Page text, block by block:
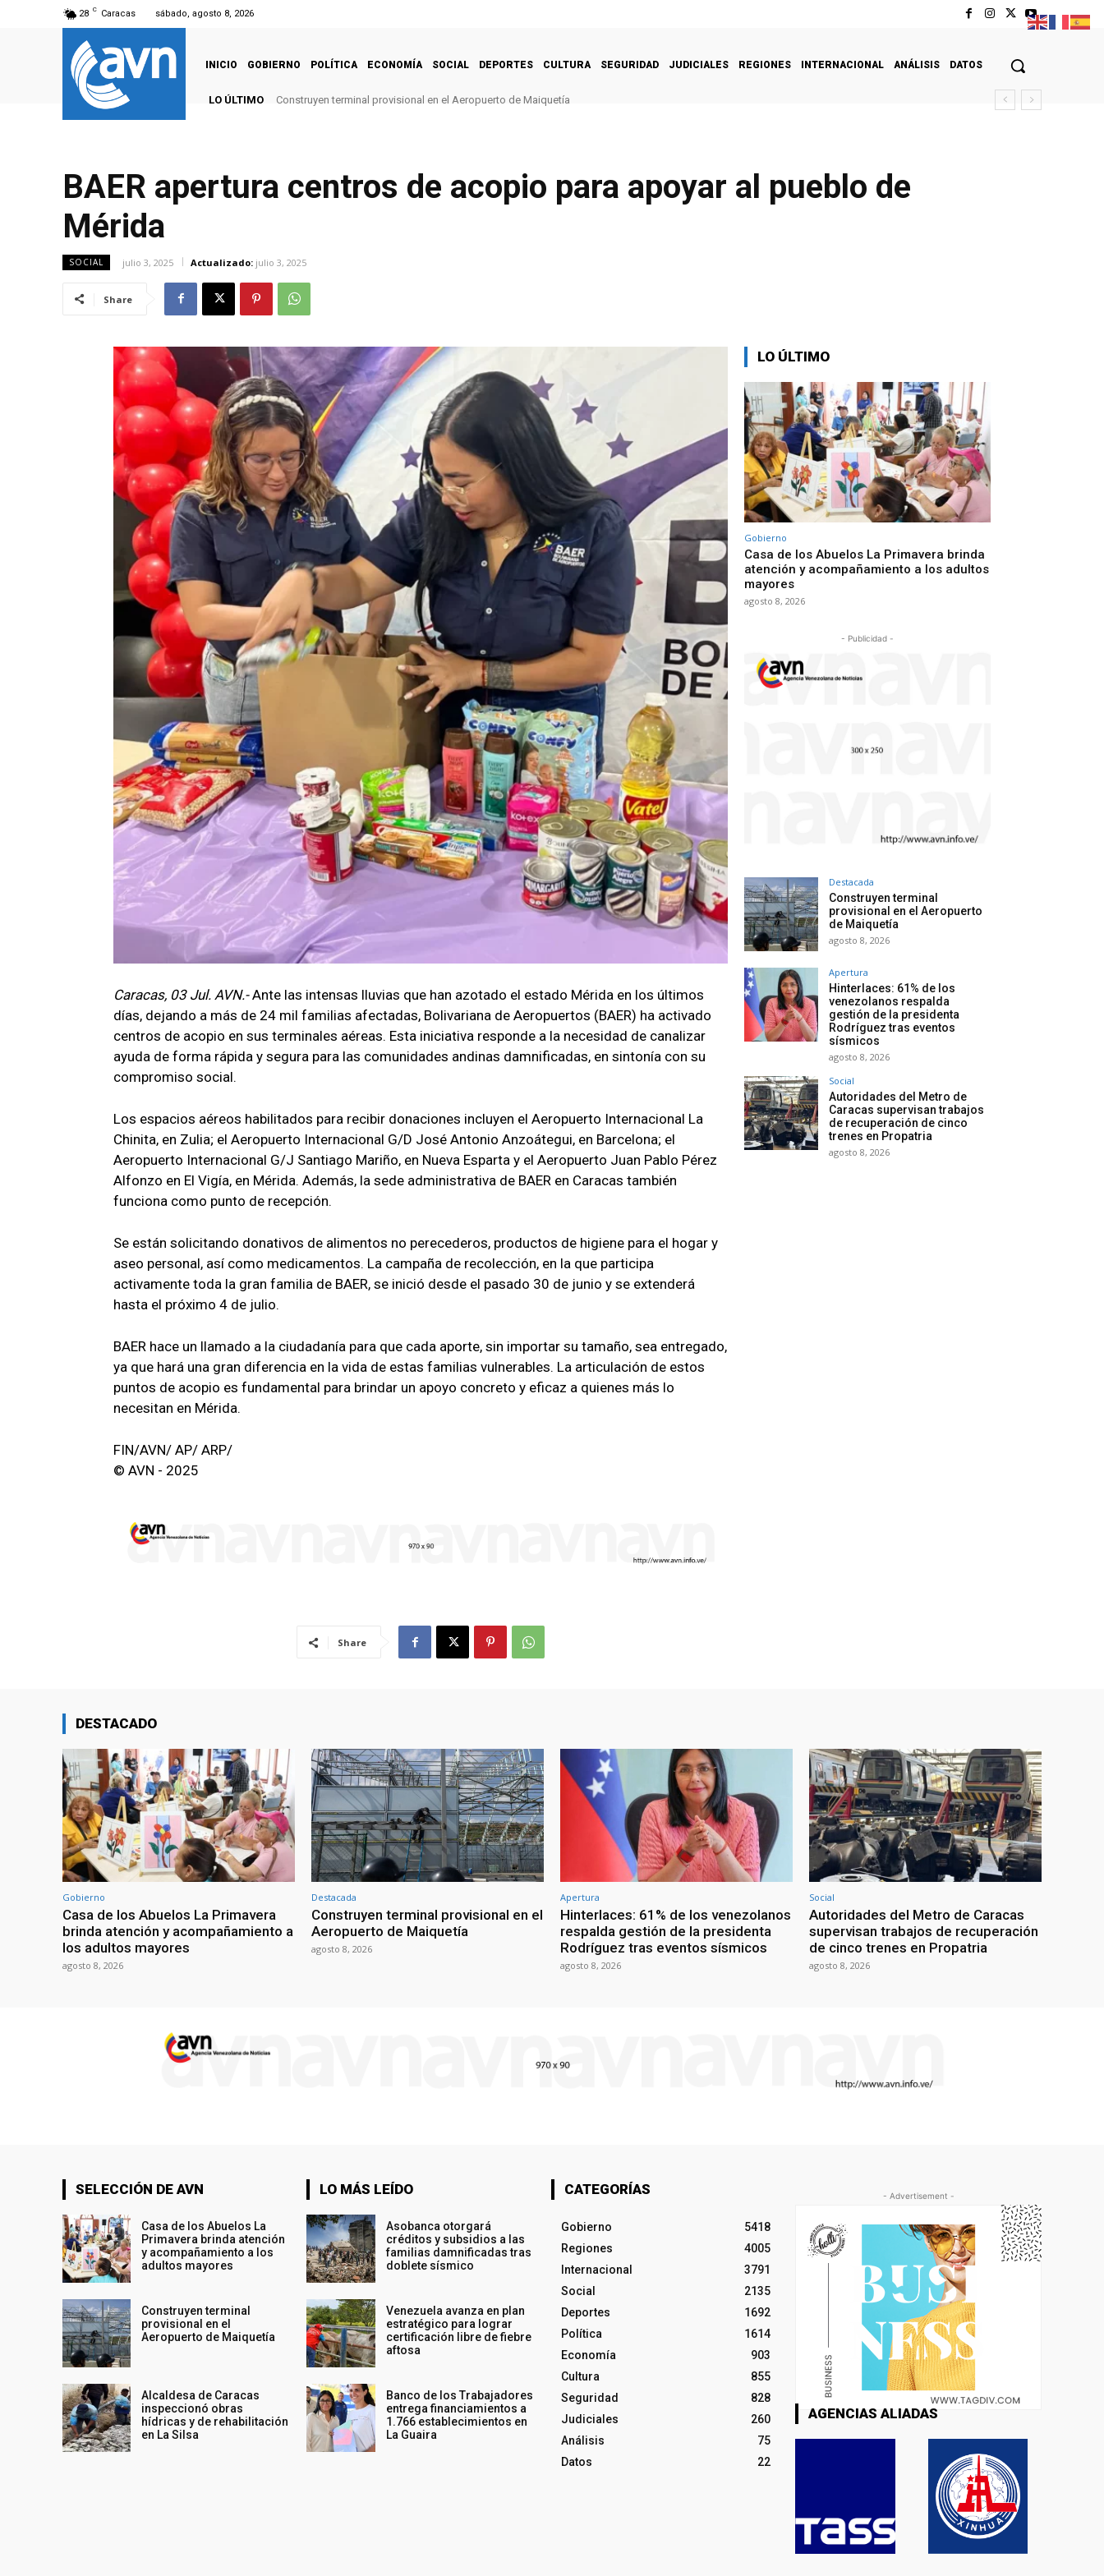
28 C Caracas sábado, agosto 8, 2026
INICIO GOBIERNO POLÍTICA ECONOMÍA SOCIAL DEPORTES CULTURA SEGURIDAD JUDICIALES REGIONES INTERNACIONAL ANÁLISIS DATOS
LO ÚLTIMO Construyen terminal provisional en el Aeropuerto de Maiquetía
BAER apertura centros de acopio para apoyar al pueblo de
Mérida
SOCIAL julio 3, 2025 Actualizado: julio 3, 2025
Share
Caracas, 03 Jul. AVN.-Ante las intensas lluvias que han azotado el estado Mérida en los últimos
días, dejando a más de 24 mil familias afectadas, Bolivariana de Aeropuertos (BAER) ha activado
centros de acopio en sus terminales aéreas. Esta iniciativa responde a la necesidad de canalizar
ayuda de forma rápida y segura para las comunidades andinas damnificadas, en sintonía con su
compromiso social.
Los espacios aéreos habilitados para recibir donaciones incluyen el Aeropuerto Internacional La
Chinita, en Zulia; el Aeropuerto Internacional G/D José Antonio Anzoátegui, en Barcelona; el
Aeropuerto Internacional G/J Santiago Mariño, en Nueva Esparta y el Aeropuerto Juan Pablo Pérez
Alfonzo en El Vigía, en Mérida. Además, la sede administrativa de BAER en Caracas también
funciona como punto de recepción.
Se están solicitando donativos de alimentos no perecederos, productos de higiene para el hogar y
aseo personal, así como medicamentos. La campaña de recolección, en la que participa
activamente toda la gran familia de BAER, se inició desde el pasado 30 de junio y se extenderá
hasta el próximo 4 de julio.
BAER hace un llamado a la ciudadanía para que cada aporte, sin importar su tamaño, sea entregado,
ya que hará una gran diferencia en la vida de estas familias vulnerables. La articulación de estos
puntos de acopio es fundamental para brindar un apoyo concreto y eficaz a quienes más lo
necesitan en Mérida.
FIN/AVN/ AP/ ARP/
© AVN - 2025
Share
LO ÚLTIMO
Gobierno
Casa de los Abuelos La Primavera brinda
atención y acompañamiento a los adultos
mayores
agosto 8, 2026
- Publicidad -
Destacada
Construyen terminal
provisional en el Aeropuerto
de Maiquetía
agosto 8, 2026
Apertura
Hinterlaces: 61% de los
venezolanos respalda
gestión de la presidenta
Rodríguez tras eventos
sísmicos
agosto 8, 2026
Social
Autoridades del Metro de
Caracas supervisan trabajos
de recuperación de cinco
trenes en Propatria
agosto 8, 2026
DESTACADO
Gobierno
Casa de los Abuelos La Primavera
brinda atención y acompañamiento a
los adultos mayores
agosto 8, 2026
Destacada
Construyen terminal provisional en el
Aeropuerto de Maiquetía
agosto 8, 2026
Apertura
Hinterlaces: 61% de los venezolanos
respalda gestión de la presidenta
Rodríguez tras eventos sísmicos
agosto 8, 2026
Social
Autoridades del Metro de Caracas
supervisan trabajos de recuperación
de cinco trenes en Propatria
agosto 8, 2026
SELECCIÓN DE AVN
Casa de los Abuelos La
Primavera brinda atención
y acompañamiento a los
adultos mayores
Construyen terminal
provisional en el
Aeropuerto de Maiquetía
Alcaldesa de Caracas
inspeccionó obras
hídricas y de rehabilitación
en La Silsa
LO MÁS LEÍDO
Asobanca otorgará
créditos y subsidios a las
familias damnificadas tras
doblete sísmico
Venezuela avanza en plan
estratégico para lograr
certificación libre de fiebre
aftosa
Banco de los Trabajadores
entrega financiamientos a
1.766 establecimientos en
La Guaira
CATEGORÍAS
Gobierno
5418
Regiones
4005
Internacional
3791
Social
2135
Deportes
1692
Política
1614
Economía
903
Cultura
855
Seguridad
828
Judiciales
260
Análisis
75
Datos
22
- Advertisement -
AGENCIAS ALIADAS